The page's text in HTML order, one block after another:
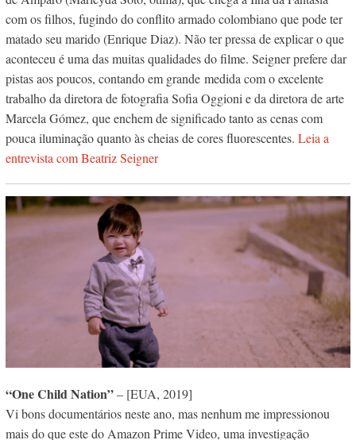
com os filhos, fugindo do conflito armado colombiano que pode ter
matado seu marido (Enrique Diaz). Não ter pressa de explicar o que
aconteceu é uma das muitas qualidades do filme. Seigner prefere dar
pistas aos poucos, contando em grande medida com o excelente
trabalho da diretora de fotografia Sofia Oggioni e da diretora de arte
Marcela Gómez, que enchem de significado tanto as cenas com
pouca iluminação quanto às cheias de cores fluorescentes. Leia a
entrevista com Beatriz Seigner
“One Child Nation”– [EUA, 2019]
Vi bons documentários neste ano, mas nenhum me impressionou
mais do que este do Amazon Prime Video, uma investigação